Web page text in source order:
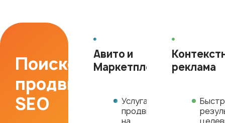
Поисковое
продвижение
SEO
Авито и
Маркетплейсы
Услуга
продвижения
реклама